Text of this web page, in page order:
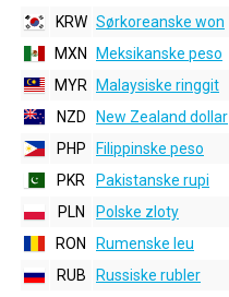
KRW Sørkoreanske won
MXN
Meksikanske peso
MYR
Malaysiske ringgit
NZD
New Zealand dollar
PHP
Filippinske peso
PKR
Pakistanske rupi
PLN
Polske zloty
RON
Rumenske leu
RUB
Russiske rubler